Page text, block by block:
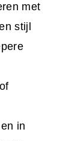
met
stijl
in